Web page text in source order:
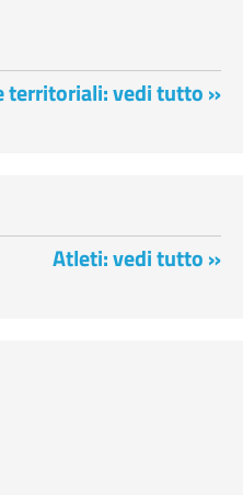
territoriali: vedi tutto »
Atleti: vedi tutto »